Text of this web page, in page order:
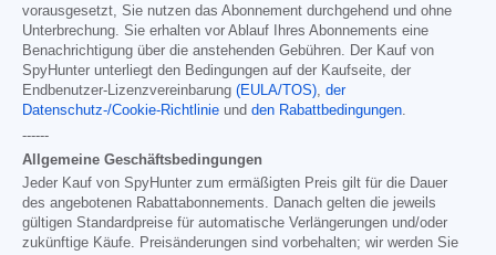
vorausgesetzt, Sie nutzen das Abonnement durchgehend und ohne
Unterbrechung. Sie erhalten vor Ablauf Ihres Abonnements eine
Benachrichtigung über die anstehenden Gebühren. Der Kauf von
SpyHunter unterliegt den Bedingungen auf der Kaufseite, der
Endbenutzer-Lizenzvereinbarung (EULA/TOS), der
Datenschutz-/Cookie-Richtlinie und den Rabattbedingungen.
------
Allgemeine Geschäftsbedingungen
Jeder Kauf von SpyHunter zum ermäßigten Preis gilt für die Dauer
des angebotenen Rabattabonnements. Danach gelten die jeweils
gültigen Standardpreise für automatische Verlängerungen und/oder
zukünftige Käufe. Preisänderungen sind vorbehalten; wir werden Sie